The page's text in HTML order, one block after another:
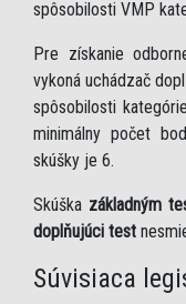
spôsobilosti VMP
Pre získanie
vykoná uchádzač
spôsobilosti
minimálny počet
skúšky je 6.
Skúška základným
doplňujúci test
Súvisiaca